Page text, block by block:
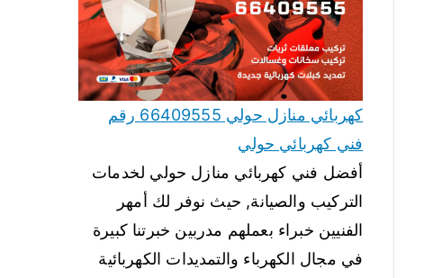
كهربائي منازل حولي 66409555 رقم
فني كهربائي حولي
أفضل فني كهربائي منازل حولي لخدمات
التركيب والصيانة, حيث نوفر لك أمهر
الفنيين خبراء بعملهم مدربين خبرتنا كبيرة
في مجال الكهرباء والتمديدات الكهربائية